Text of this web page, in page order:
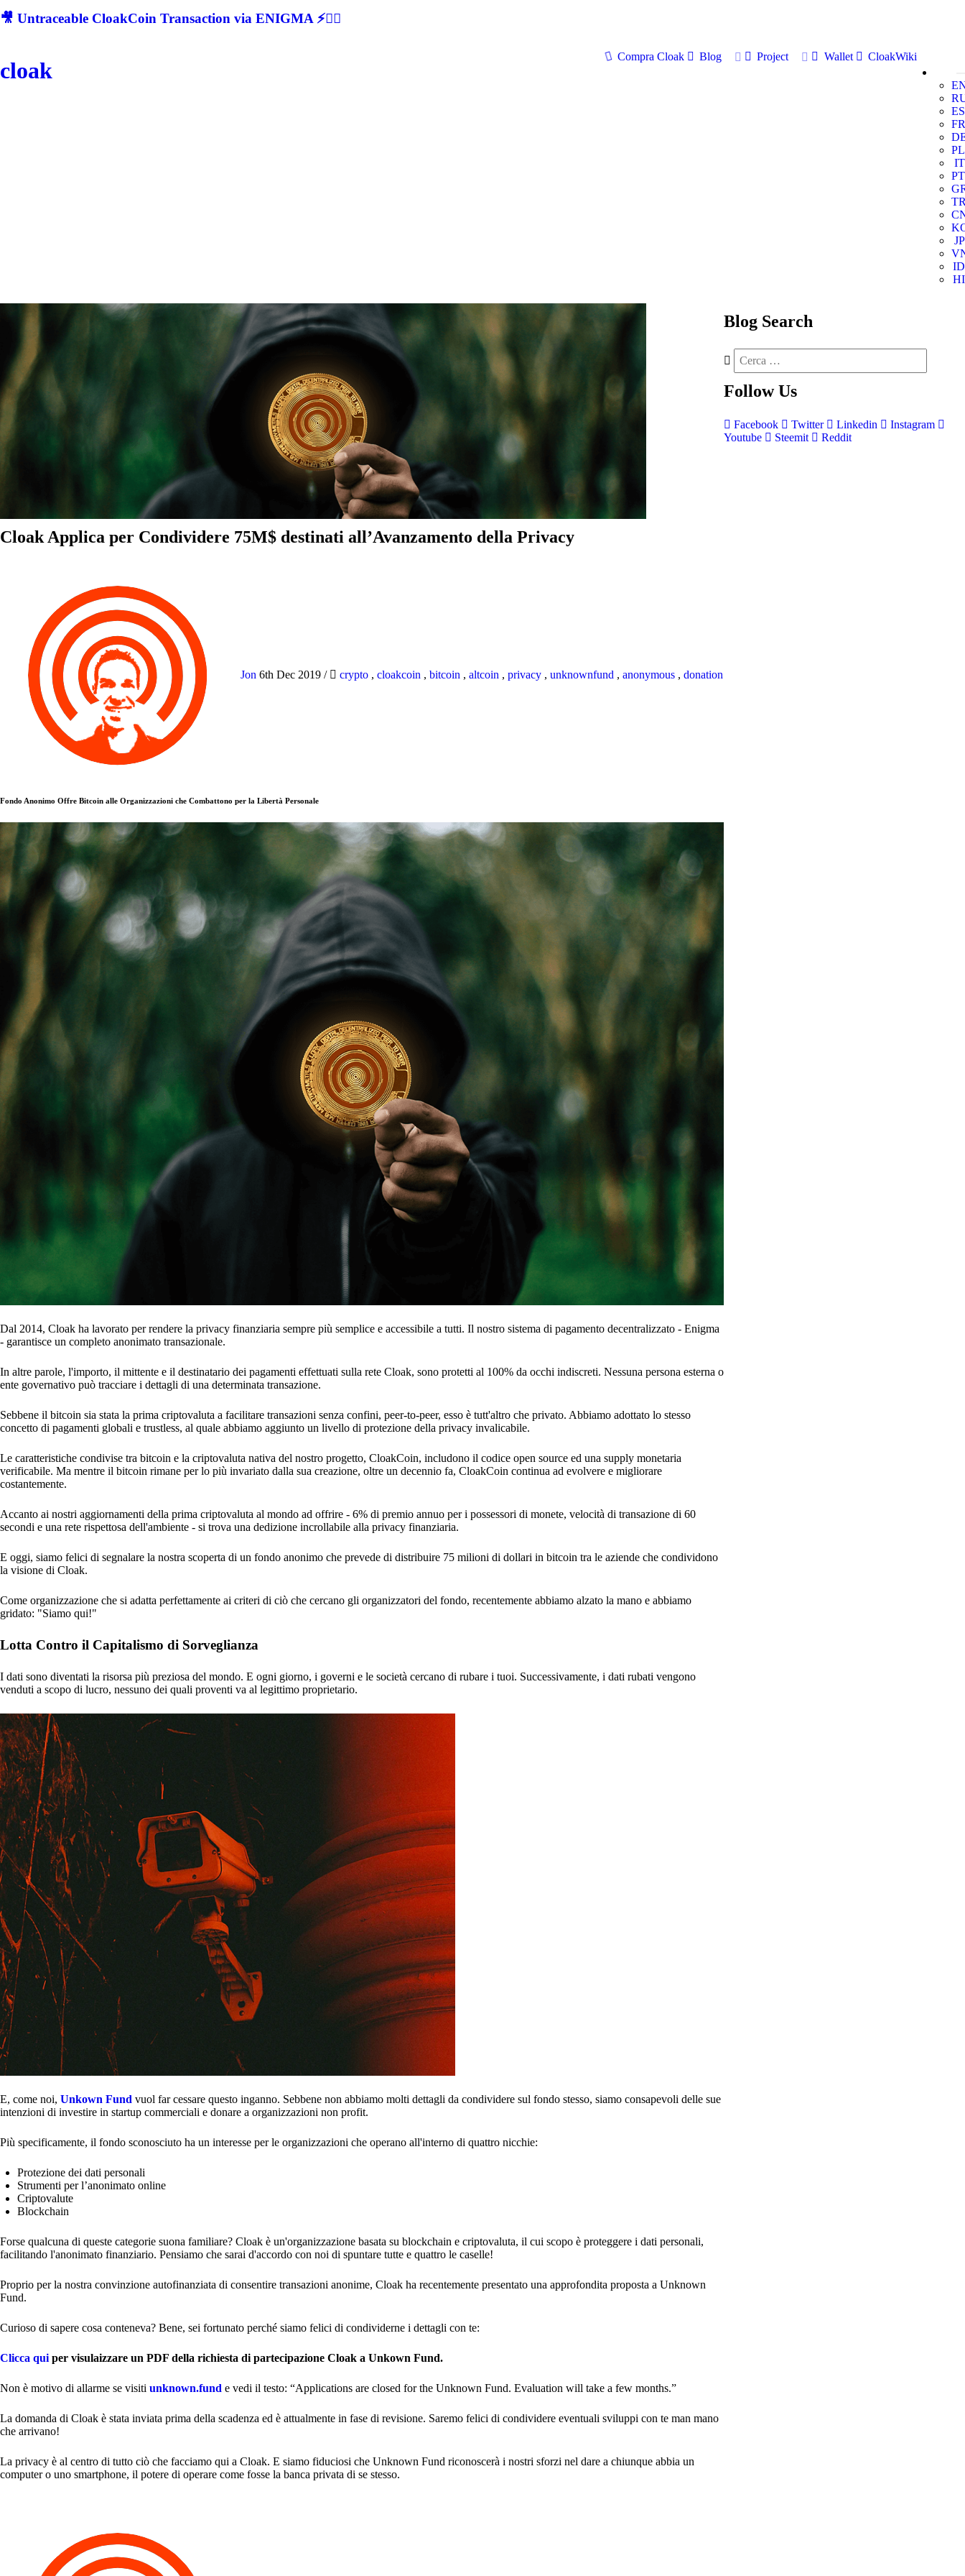
🎥 Untraceable CloakCoin Transaction via ENIGMA ⚡🕵‍♂
cloak
Compra Cloak Blog Project Wallet
CloakWiki
ES
FR
PL
IT
PT
JP
ID
HI
Cloak Applica per Condividere 75M$ destinati all’Avanzamento della Privacy
Jon 6th Dec 2019 / crypto , cloakcoin , bitcoin , altcoin , privacy , unknownfund , anonymous , donation
Fondo Anonimo Offre Bitcoin alle Organizzazioni che Combattono per la Libertà Personale
Dal 2014, Cloak ha lavorato per rendere la privacy finanziaria sempre più semplice e accessibile a tutti. Il nostro sistema di pagamento decentralizzato - Enigma
- garantisce un completo anonimato transazionale.
In altre parole, l'importo, il mittente e il destinatario dei pagamenti effettuati sulla rete Cloak, sono protetti al 100% da occhi indiscreti. Nessuna persona esterna o
ente governativo può tracciare i dettagli di una determinata transazione.
Sebbene il bitcoin sia stata la prima criptovaluta a facilitare transazioni senza confini, peer-to-peer, esso è tutt'altro che privato. Abbiamo adottato lo stesso
concetto di pagamenti globali e trustless, al quale abbiamo aggiunto un livello di protezione della privacy invalicabile.
Le caratteristiche condivise tra bitcoin e la criptovaluta nativa del nostro progetto, CloakCoin, includono il codice open source ed una supply monetaria
verificabile. Ma mentre il bitcoin rimane per lo più invariato dalla sua creazione, oltre un decennio fa, CloakCoin continua ad evolvere e migliorare
costantemente.
Accanto ai nostri aggiornamenti della prima criptovaluta al mondo ad offrire - 6% di premio annuo per i possessori di monete, velocità di transazione di 60
secondi e una rete rispettosa dell'ambiente - si trova una dedizione incrollabile alla privacy finanziaria.
E oggi, siamo felici di segnalare la nostra scoperta di un fondo anonimo che prevede di distribuire 75 milioni di dollari in bitcoin tra le aziende che condividono
la visione di Cloak.
Come organizzazione che si adatta perfettamente ai criteri di ciò che cercano gli organizzatori del fondo, recentemente abbiamo alzato la mano e abbiamo
gridato: "Siamo qui!"
Lotta Contro il Capitalismo di Sorveglianza
I dati sono diventati la risorsa più preziosa del mondo. E ogni giorno, i governi e le società cercano di rubare i tuoi. Successivamente, i dati rubati vengono
venduti a scopo di lucro, nessuno dei quali proventi va al legittimo proprietario.
E, come noi, Unkown Fund vuol far cessare questo inganno. Sebbene non abbiamo molti dettagli da condividere sul fondo stesso, siamo consapevoli delle sue
intenzioni di investire in startup commerciali e donare a organizzazioni non profit.
Più specificamente, il fondo sconosciuto ha un interesse per le organizzazioni che operano all'interno di quattro nicchie:
Protezione dei dati personali
Strumenti per l’anonimato online
Criptovalute
Blockchain
Forse qualcuna di queste categorie suona familiare? Cloak è un'organizzazione basata su blockchain e criptovaluta, il cui scopo è proteggere i dati personali,
facilitando l'anonimato finanziario. Pensiamo che sarai d'accordo con noi di spuntare tutte e quattro le caselle!
Proprio per la nostra convinzione autofinanziata di consentire transazioni anonime, Cloak ha recentemente presentato una approfondita proposta a Unknown
Fund.
Curioso di sapere cosa conteneva? Bene, sei fortunato perché siamo felici di condividerne i dettagli con te:
Clicca qui per visulaizzare un PDF della richiesta di partecipazione Cloak a Unkown Fund.
Non è motivo di allarme se visiti unknown.fund e vedi il testo: “Applications are closed for the Unknown Fund. Evaluation will take a few months.”
La domanda di Cloak è stata inviata prima della scadenza ed è attualmente in fase di revisione. Saremo felici di condividere eventuali sviluppi con te man mano
che arrivano!
La privacy è al centro di tutto ciò che facciamo qui a Cloak. E siamo fiduciosi che Unknown Fund riconoscerà i nostri sforzi nel dare a chiunque abbia un
computer o uno smartphone, il potere di operare come fosse la banca privata di se stesso.
Blog Search
Follow Us
Facebook Twitter Linkedin
Instagram
Youtube
Steemit Reddit